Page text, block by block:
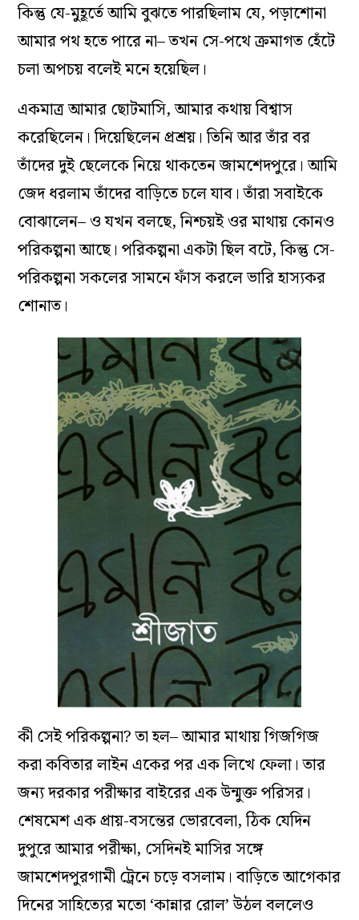
কিন্তু যে-মুহূর্তে আমি বুঝতে পারছিলাম যে, পড়াশোনা
আমার পথ হতে পারে না– তখন সে-পথে ক্রমাগত হেঁটে
চলা অপচয় বলেই মনে হয়েছিল।
একমাত্র আমার ছোটমাসি, আমার কথায় বিশ্বাস
করেছিলেন। দিয়েছিলেন প্রশ্রয়। তিনি আর তাঁর বর
তাঁদের দুই ছেলেকে নিয়ে থাকতেন জামশেদপুরে। আমি
জেদ ধরলাম তাঁদের বাড়িতে চলে যাব। তাঁরা সবাইকে
বোঝালেন– ও যখন বলছে, নিশ্চয়ই ওর মাথায় কোনও
পরিকল্পনা আছে। পরিকল্পনা একটা ছিল বটে, কিন্তু সে-
পরিকল্পনা সকলের সামনে ফাঁস করলে ভারি হাস্যকর
শোনাত।
কী সেই পরিকল্পনা? তা হল– আমার মাথায় গিজগিজ
করা কবিতার লাইন একের পর এক লিখে ফেলা। তার
জন্য দরকার পরীক্ষার বাইরের এক উন্মুক্ত পরিসর।
শেষমেশ এক প্রায়-বসন্তের ভোরবেলা, ঠিক যেদিন
দুপুরে আমার পরীক্ষা, সেদিনই মাসির সঙ্গে
জামশেদপুরগামী ট্রেনে চড়ে বসলাম। বাড়িতে আগেকার
দিনের সাহিত্যের মতো ‘কান্নার রোল’ উঠল বললেও